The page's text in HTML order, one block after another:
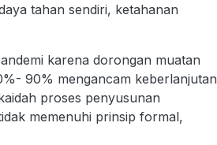
tahan sendiri, ketahanan
karena dorongan muatan
90% mengancam keberlanjutan
proses penyusunan
memenuhi prinsip formal,